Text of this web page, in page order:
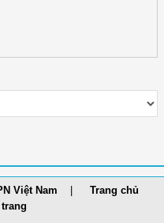
Việt Nam
Trang chủ